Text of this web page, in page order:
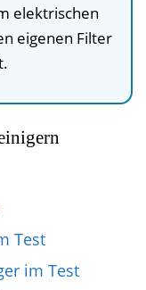
elektrischen
eigenen Filter
Test
im Test